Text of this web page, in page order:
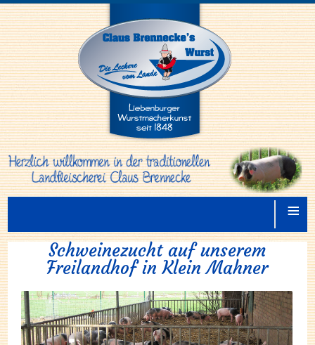
≡
Schweinezucht auf unserem
Freilandhof in Klein Mahner